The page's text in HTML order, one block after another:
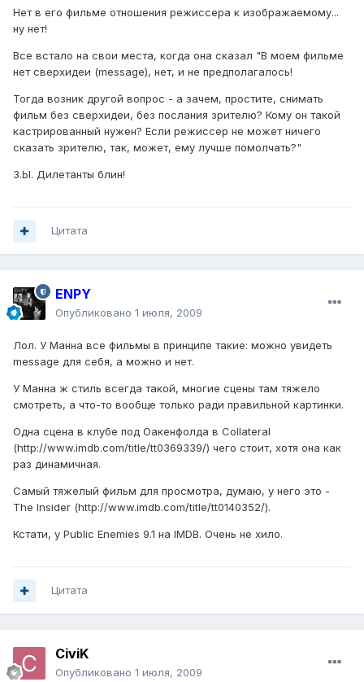
Нет в его фильме отношения режиссера к изображаемому...
ну нет!
Все встало на свои места, когда она сказал "В моем фильме
нет сверхидеи (message), нет, и не предполагалось!
Тогда возник другой вопрос - а зачем, простите, снимать
фильм без сверхидеи, без послания зрителю? Кому он такой
кастрированный нужен? Если режиссер не может ничего
сказать зрителю, так, может, ему лучше помолчать?"
З.Ы. Дилетанты блин!
Цитата
ENPY
Опубликовано 1 июля, 2009
Лол. У Манна все фильмы в принципе такие: можно увидеть
message для себя, а можно и нет.
У Манна ж стиль всегда такой, многие сцены там тяжело
смотреть, а что-то вообще только ради правильной картинки.
Одна сцена в клубе под Оакенфолда в Collateral
(http://www.imdb.com/title/tt0369339/) чего стоит, хотя она как
раз динамичная.
Самый тяжелый фильм для просмотра, думаю, у него это -
The Insider (http://www.imdb.com/title/tt0140352/).
Кстати, у Public Enemies 9.1 на IMDB. Очень не хило.
Цитата
CiviK
Опубликовано 1 июля, 2009